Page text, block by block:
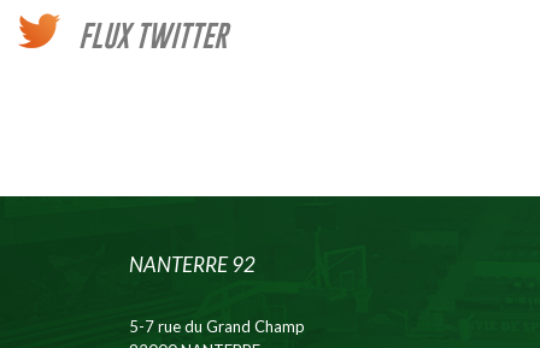
FLUX TWITTER
NANTERRE 92
5-7 rue du Grand Champ